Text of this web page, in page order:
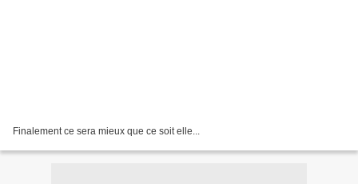
Finalement ce sera mieux que ce soit elle...